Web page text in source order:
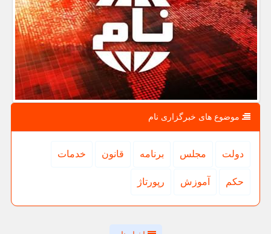
موضوع های خبرگزاری نام
دولت مجلس برنامه قانون خدمات
حكم آموزش رپورتاژ